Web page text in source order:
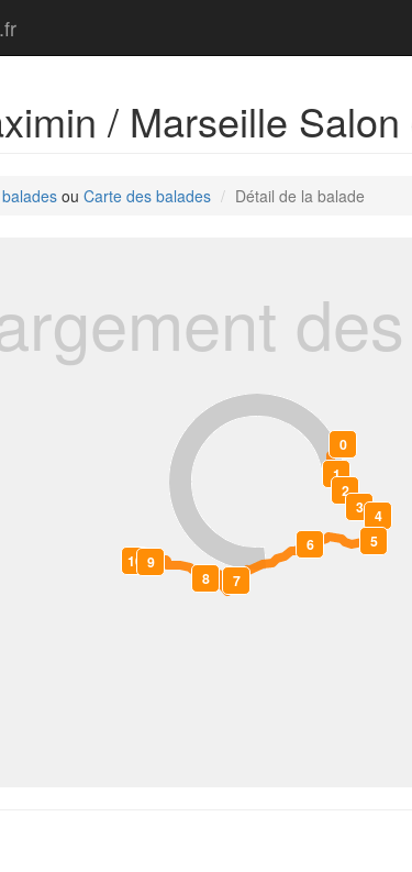
.fr
/ Marseille
ou Carte des balades Détail de la balade
0
1
2
3 4
5
6
7
8
9
10